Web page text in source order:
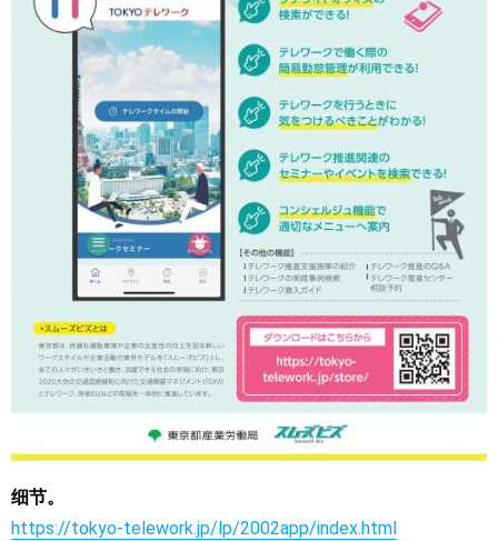
细节。
https://tokyo-telework.jp/lp/2002app/index.html